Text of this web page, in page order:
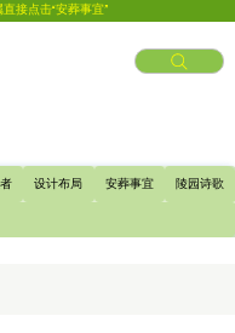
接点击“安葬事宜”
设计布局 安葬事宜 陵园诗歌